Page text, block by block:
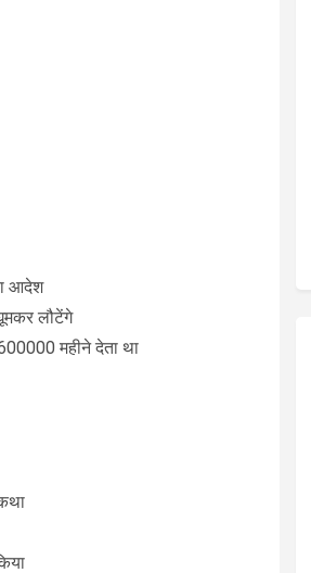
आदेश
लौटेंगे
महीने देता था